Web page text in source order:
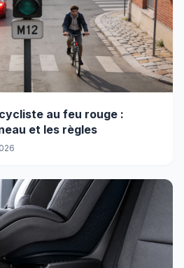
au feu rouge :
et les règles